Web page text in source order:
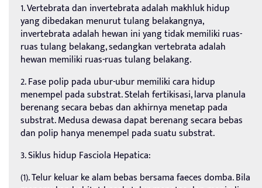
1. Vertebrata dan invertebrata adalah makhluk hidup
yang dibedakan menurut tulang belakangnya,
invertebrata adalah hewan ini yang tidak memiliki ruas-
ruas tulang belakang, sedangkan vertebrata adalah
hewan memiliki ruas-ruas tulang belakang.
2. Fase polip pada ubur-ubur memiliki cara hidup
menempel pada substrat. Stelah fertikisasi, larva planula
berenang secara bebas dan akhirnya menetap pada
substrat. Medusa dewasa dapat berenang secara bebas
dan polip hanya menempel pada suatu substrat.
3. Siklus hidup Fasciola Hepatica:
(1). Telur keluar ke alam bebas bersama faeces domba. Bila